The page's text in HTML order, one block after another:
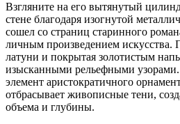
Взгляните на его вытянутый
стене благодаря изогнутой
сошел со страниц старинного
личным произведением искусства.
латуни и покрытая золотистым
изысканными рельефными
элемент аристократичного
отбрасывает живописные тени,
объема и глубины.